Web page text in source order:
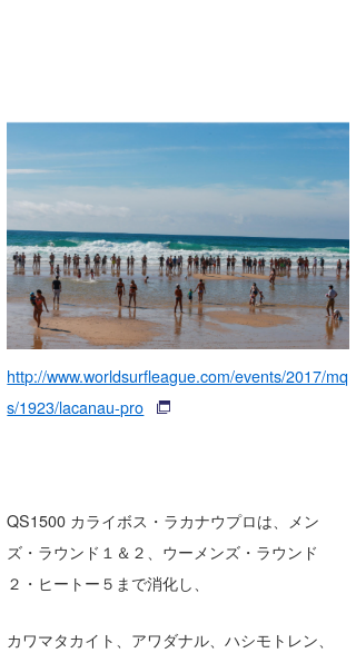
http://www.worldsurfleague.com/events/2017/mq
s/1923/lacanau-pro
QS1500 カライボス・ラカナウプロは、メン
ズ・ラウンド１＆２、ウーメンズ・ラウンド
２・ヒートー５まで消化し、
カワマタカイト、アワダナル、ハシモトレン、